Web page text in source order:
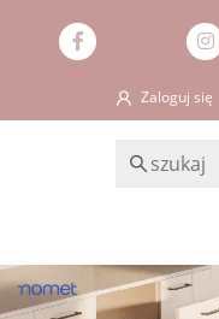
Zaloguj się